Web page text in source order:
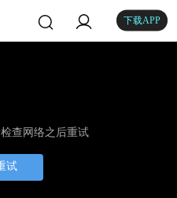
下载APP
查网络之后重试
试